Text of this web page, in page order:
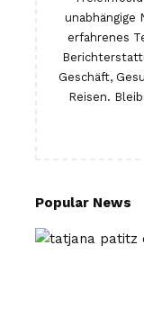
unabhängige
erfahrenes
Geschäft,
Reisen.
Popular News